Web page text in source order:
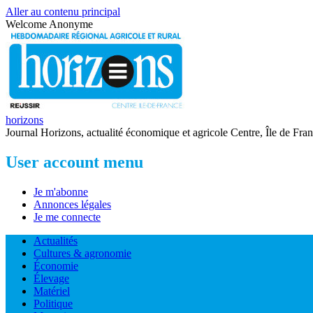
Aller au contenu principal
Welcome Anonyme
horizons
Journal Horizons, actualité économique et agricole Centre, Île de
User account menu
Je m'abonne
Annonces légales
Je me connecte
Actualités
Cultures & agronomie
Économie
Élevage
Matériel
Politique